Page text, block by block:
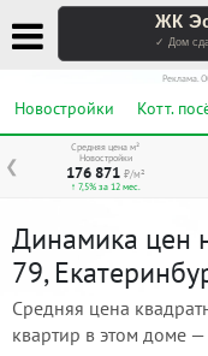
ЖК
✓ Дом
Реклама.
Новостройки Котт.
❮
Средняя цена м²
Новостройки
176 871 ₽/м²
↑ 7,5% за 12 мес.
Динамика цен
79,
Средняя цена
квартир в этом доме